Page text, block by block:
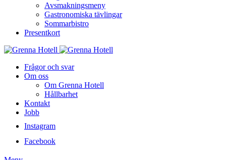
Avsmakningsmeny
Gastronomiska tävlingar
Sommarbistro
Presentkort
Frågor och svar
Om oss
Om Grenna Hotell
Hållbarhet
Kontakt
Jobb
Instagram
Facebook